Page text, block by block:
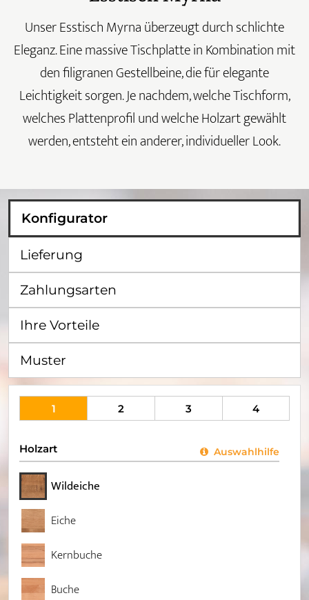
Unser Esstisch Myrna überzeugt durch schlichte
Eleganz. Eine massive Tischplatte in Kombination mit
den filigranen Gestellbeine, die für elegante
Leichtigkeit sorgen. Je nachdem, welche Tischform,
welches Plattenprofil und welche Holzart gewählt
werden, entsteht ein anderer, individueller Look.
Konfigurator
Lieferung
Zahlungsarten
Ihre Vorteile
Muster
1 2 3 4
Holzart Auswahlhilfe
Wildeiche
Eiche
Kernbuche
Buche